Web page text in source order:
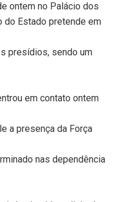
ontem no Palácio dos
do Estado pretende em
presídios, sendo um
em contato ontem
a presença da Força
nas dependência